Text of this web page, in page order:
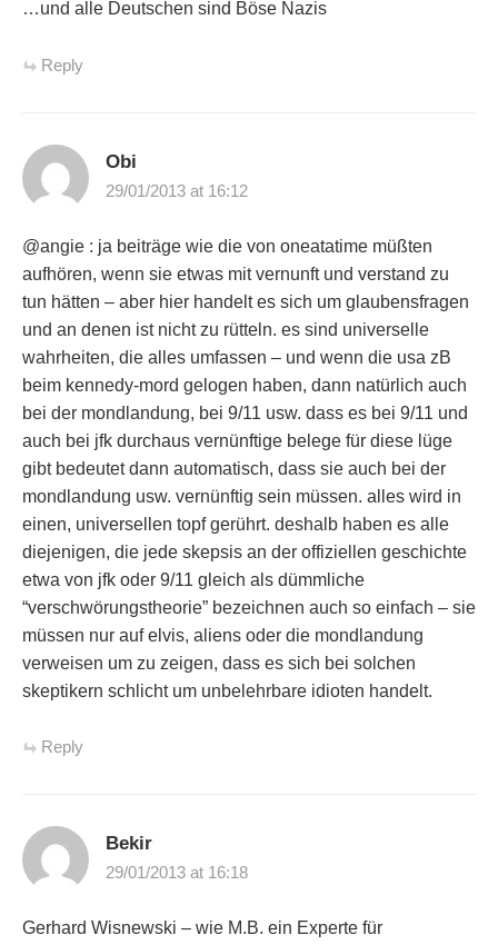
…und alle Deutschen sind Böse Nazis
Reply
Obi
29/01/2013 at 16:12
@angie : ja beiträge wie die von oneatatime müßten
aufhören, wenn sie etwas mit vernunft und verstand zu
tun hätten – aber hier handelt es sich um glaubensfragen
und an denen ist nicht zu rütteln. es sind universelle
wahrheiten, die alles umfassen – und wenn die usa zB
beim kennedy-mord gelogen haben, dann natürlich auch
bei der mondlandung, bei 9/11 usw. dass es bei 9/11 und
auch bei jfk durchaus vernünftige belege für diese lüge
gibt bedeutet dann automatisch, dass sie auch bei der
mondlandung usw. vernünftig sein müssen. alles wird in
einen, universellen topf gerührt. deshalb haben es alle
diejenigen, die jede skepsis an der offiziellen geschichte
etwa von jfk oder 9/11 gleich als dümmliche
“verschwörungstheorie” bezeichnen auch so einfach – sie
müssen nur auf elvis, aliens oder die mondlandung
verweisen um zu zeigen, dass es sich bei solchen
skeptikern schlicht um unbelehrbare idioten handelt.
Reply
Bekir
29/01/2013 at 16:18
Gerhard Wisnewski – wie M.B. ein Experte für